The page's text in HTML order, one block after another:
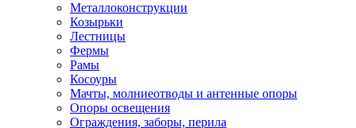
Металлоконструкции
Козырьки
Лестницы
Фермы
Рамы
Косоуры
Мачты, молниеотводы и антенные опоры
Опоры освещения
Ограждения, заборы, перила